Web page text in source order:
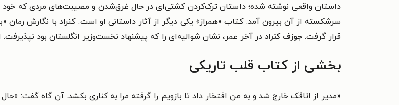
داستان واقعی نوشته شده؛ داستان ترک‌کردن کشتی‌ای در حال غرق‌شدن و مصیبت‌های مردی که خود
قرار گرفت. جوزف کنراد در آخر عمر، نشان شوالیه‌ای را که پیشنهاد نخست‌وزیر انگلستان بود نپذیرفت. او کمی بعد در سال
بخشی از کتاب قلب تاریکی
«مدیر از اتاقک خارج شد و به من افتخار داد تا بازویم را گرفته مرا به کناری بکشد. آن گاه گفت: